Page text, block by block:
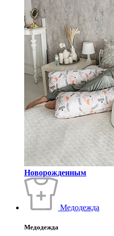
Новорожденным
Медодежда
Медодежда